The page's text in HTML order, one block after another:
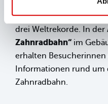
Hintergründe, Technik,
Seilbahn sowie über
drei Weltrekorde. In der
Zahnradbahn“ im
erhalten
Informationen rund
Zahnradbahn.